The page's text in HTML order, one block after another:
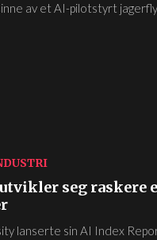
av et AI-pilotstyrt jagerfly
seg raskere
lanserte sin AI Index